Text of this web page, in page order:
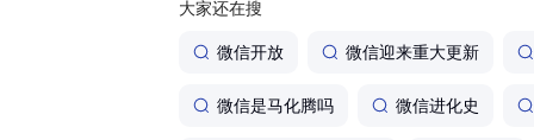
大家还在搜
微信开放 微信迎来重大更新
微信是马化腾吗 微信进化史